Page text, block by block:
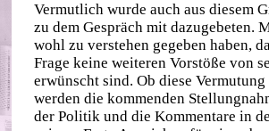
Vermutlich wurde auch aus diesem
zu dem Gespräch mit dazugebeten.
wohl zu verstehen gegeben haben,
Frage keine weiteren Vorstöße von
erwünscht sind. Ob diese
werden die kommenden
der Politik und die Kommentare in